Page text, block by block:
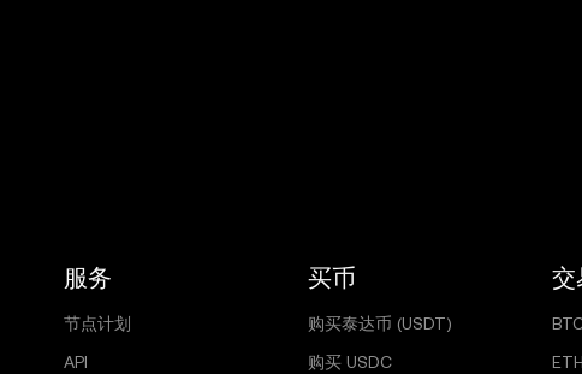
服务
节点计划
API
买币
购买泰达币 (USDT)
购买 USDC
交